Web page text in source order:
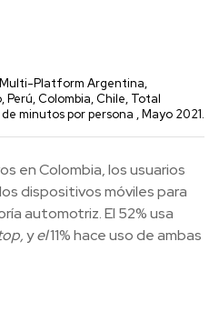
Platform Argentina,
Perú, Colombia, Chile, Total
minutos por persona , Mayo 2021.
en Colombia, los usuarios
dispositivos móviles para
automotriz. El 52% usa
yel11% hace uso de ambas